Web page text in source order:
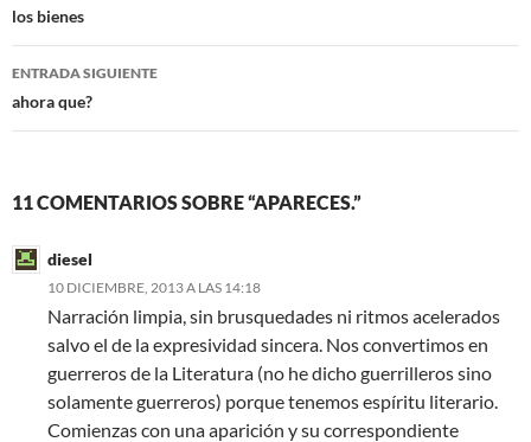
de
entradas
los bienes
ENTRADA SIGUIENTE
ahora que?
11 COMENTARIOS SOBRE “APARECES.”
diesel
10 DICIEMBRE, 2013 A LAS 14:18
Narración limpia, sin brusquedades ni ritmos acelerados
salvo el de la expresividad sincera. Nos convertimos en
guerreros de la Literatura (no he dicho guerrilleros sino
solamente guerreros) porque tenemos espíritu literario.
Comienzas con una aparición y su correspondiente